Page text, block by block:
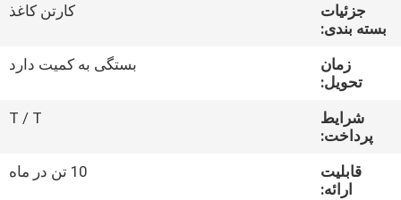
کارخانه
کنترل
کیفیت
جزئیات
بسته بندی:
کارتن کاغذ
زمان
تحویل:
بستگی به کمیت دارد
شرایط
پرداخت:
T / T
قابلیت
ارائه:
10 تن در ماه